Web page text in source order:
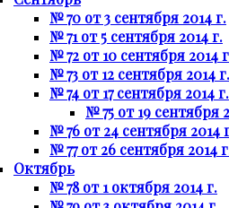
№ 70 от 3 сентября 2014 г.
№ 71 от 5 сентября 2014 г.
№ 72 от 10 сентября 2014
№ 73 от 12 сентября 2014 г.
№ 74 от 17 сентября 2014 г.
№ 75 от 19 сентября
№ 76 от 24 сентября 2014
№ 77 от 26 сентября 2014
Октябрь
№ 78 от 1 октября 2014 г.